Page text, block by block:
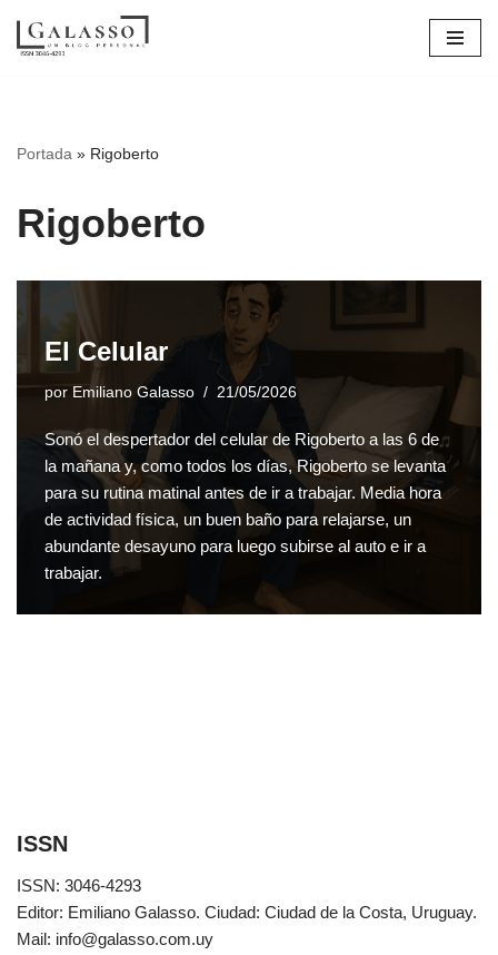
Saltar
Portada » Rigoberto
Rigoberto
El Celular
por Emiliano Galasso 21/05/2026
Sonó el despertador del celular de Rigoberto a las 6 de
la mañana y, como todos los días, Rigoberto se levanta
para su rutina matinal antes de ir a trabajar. Media hora
de actividad física, un buen baño para relajarse, un
abundante desayuno para luego subirse al auto e ir a
trabajar.
ISSN
ISSN: 3046-4293
Editor: Emiliano Galasso. Ciudad: Ciudad de la Costa, Uruguay.
Mail: info@galasso.com.uy